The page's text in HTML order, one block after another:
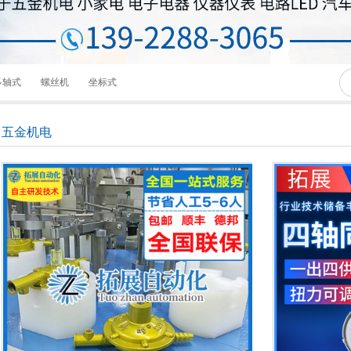
轴式 螺丝机 坐标式
五金机电